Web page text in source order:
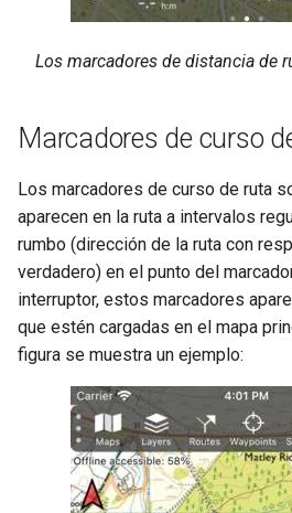
Los marcadores de distancia de
Marcadores de curso
Los marcadores de curso de ruta
aparecen en la ruta a intervalos
rumbo (dirección de la ruta con
verdadero) en el punto del
interruptor, estos marcadores
que estén cargadas en el mapa
figura se muestra un ejemplo: